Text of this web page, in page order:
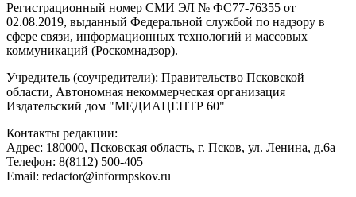
Регистрационный номер СМИ ЭЛ № ФС77-76355 от
02.08.2019, выданный Федеральной службой по надзору в
сфере связи, информационных технологий и массовых
коммуникаций (Роскомнадзор).
Учредитель (соучредители): Правительство Псковской
области, Автономная некоммерческая организация
Издательский дом "МЕДИАЦЕНТР 60"
Контакты редакции:
Адреc: 180000, Псковская область, г. Псков, ул. Ленина, д.6а
Телефон: 8(8112) 500-405
Email: redactor@informpskov.ru